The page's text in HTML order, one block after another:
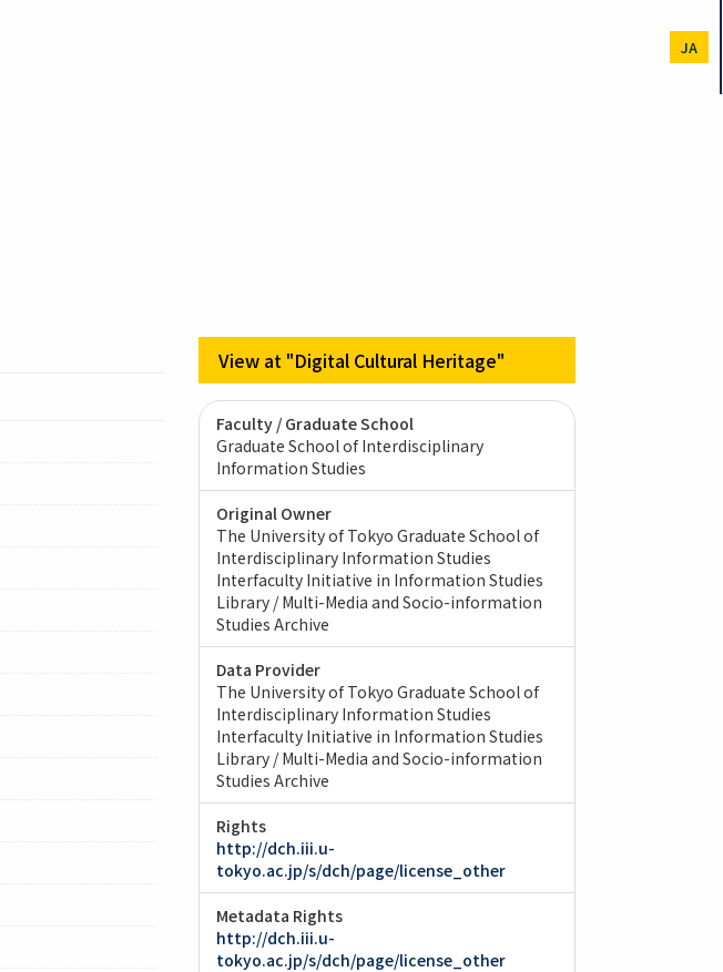
JA
View at "Digital Cultural Heritage"
Faculty / Graduate School
Graduate School of Interdisciplinary
Information Studies
Original Owner
The University of Tokyo Graduate School of
Interdisciplinary Information Studies
Interfaculty Initiative in Information Studies
Library / Multi-Media and Socio-information
Studies Archive
Data Provider
The University of Tokyo Graduate School of
Interdisciplinary Information Studies
Interfaculty Initiative in Information Studies
Library / Multi-Media and Socio-information
Studies Archive
Rights
http://dch.iii.u-
tokyo.ac.jp/s/dch/page/license_other
Metadata Rights
http://dch.iii.u-
tokyo.ac.jp/s/dch/page/license_other